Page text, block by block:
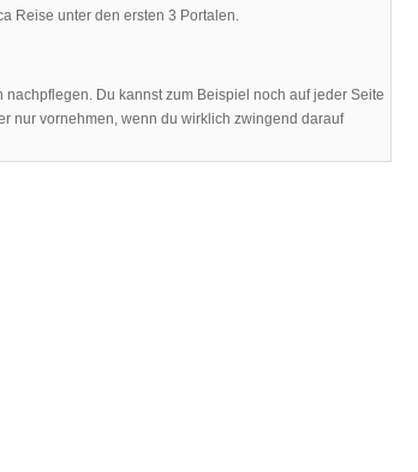
Reise unter den ersten 3 Portalen.
Du kannst zum Beispiel noch auf jeder Seite
nur vornehmen, wenn du wirklich zwingend darauf